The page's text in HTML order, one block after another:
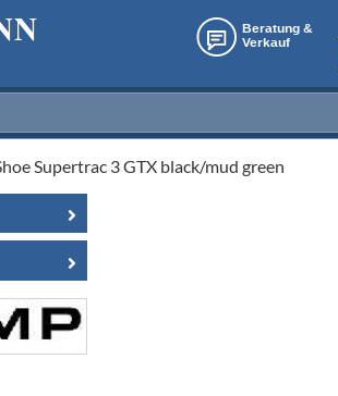
Supertrac 3 GTX black/mud green